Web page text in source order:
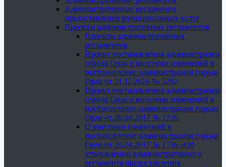
Административные регламенты
предоставления муниципальных услуг
Проекты административных регламентов
Проекты административных
регламентов
Проект постановления администрации
города Орла о внесении изменений в
постановление администрации города
Орла от 21.11.2016 № 5282
Проект постановления администрации
города Орла о внесении изменений в
постановление администрации города
Орла от 26.04.2017 № 1736
О внесении изменений в
постановление администрации города
Орла от 26.04.2017 № 1736 «Об
утверждении административного
регламента предоставления